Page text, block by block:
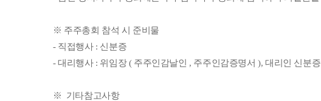
※ 주주총회 참석 시 준비물
- 직접행사 : 신분증
- 대리행사 : 위임장 ( 주주인감날인 , 주주인감증명서 ), 대리인 신분증
※ 기타참고사항